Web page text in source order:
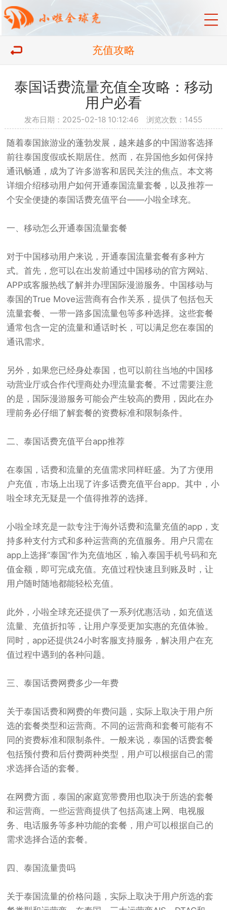
充值攻略
泰国话费流量充值全攻略：移动
用户必看
发布日期：2025-02-18 10:12:46 浏览次数：1455
随着泰国旅游业的蓬勃发展，越来越多的中国游客选择
前往泰国度假或长期居住。然而，在异国他乡如何保持
通讯畅通，成为了许多游客和居民关注的焦点。本文将
详细介绍移动用户如何开通泰国流量套餐，以及推荐一
个安全便捷的泰国话费充值平台——小啦全球充。
一、移动怎么开通泰国流量套餐
对于中国移动用户来说，开通泰国流量套餐有多种方
式。首先，您可以在出发前通过中国移动的官方网站、
APP或客服热线了解并办理国际漫游服务。中国移动与
泰国的True Move运营商有合作关系，提供了包括包天
流量套餐、一带一路多国流量包等多种选择。这些套餐
通常包含一定的流量和通话时长，可以满足您在泰国的
通讯需求。
另外，如果您已经身处泰国，也可以前往当地的中国移
动营业厅或合作代理商处办理流量套餐。不过需要注意
的是，国际漫游服务可能会产生较高的费用，因此在办
理前务必仔细了解套餐的资费标准和限制条件。
二、泰国话费充值平台app推荐
在泰国，话费和流量的充值需求同样旺盛。为了方便用
户充值，市场上出现了许多话费充值平台app。其中，小
啦全球充无疑是一个值得推荐的选择。
小啦全球充是一款专注于海外话费和流量充值的app，支
持多种支付方式和多种运营商的充值服务。用户只需在
app上选择“泰国”作为充值地区，输入泰国手机号码和充
值金额，即可完成充值。充值过程快速且到账及时，让
用户随时随地都能轻松充值。
此外，小啦全球充还提供了一系列优惠活动，如充值送
流量、充值折扣等，让用户享受更加实惠的充值体验。
同时，app还提供24小时客服支持服务，解决用户在充
值过程中遇到的各种问题。
三、泰国话费网费多少一年费
关于泰国话费和网费的年费问题，实际上取决于用户所
选的套餐类型和运营商。不同的运营商和套餐可能有不
同的资费标准和限制条件。一般来说，泰国的话费套餐
包括预付费和后付费两种类型，用户可以根据自己的需
求选择合适的套餐。
在网费方面，泰国的家庭宽带费用也取决于所选的套餐
和运营商。一些运营商提供了包括高速上网、电视服
务、电话服务等多种功能的套餐，用户可以根据自己的
需求选择合适的套餐。
四、泰国流量贵吗
关于泰国流量的价格问题，实际上取决于用户所选的套